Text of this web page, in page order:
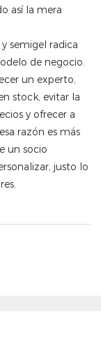
así la mera
semigel radica
de negocio.
un experto,
stock, evitar la
y ofrecer a
razón es más
un socio
justo lo